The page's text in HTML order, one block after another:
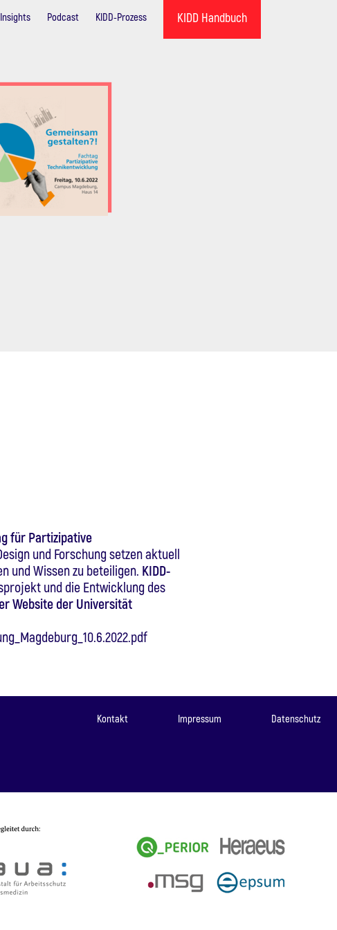
Insights Podcast KIDD-Prozess KIDD Handbuch
für Partizipative
und Forschung setzen aktuell
und Wissen zu beteiligen. KIDD-
und die Entwicklung des
Website der Universität
Kontakt Impressum Datenschutz